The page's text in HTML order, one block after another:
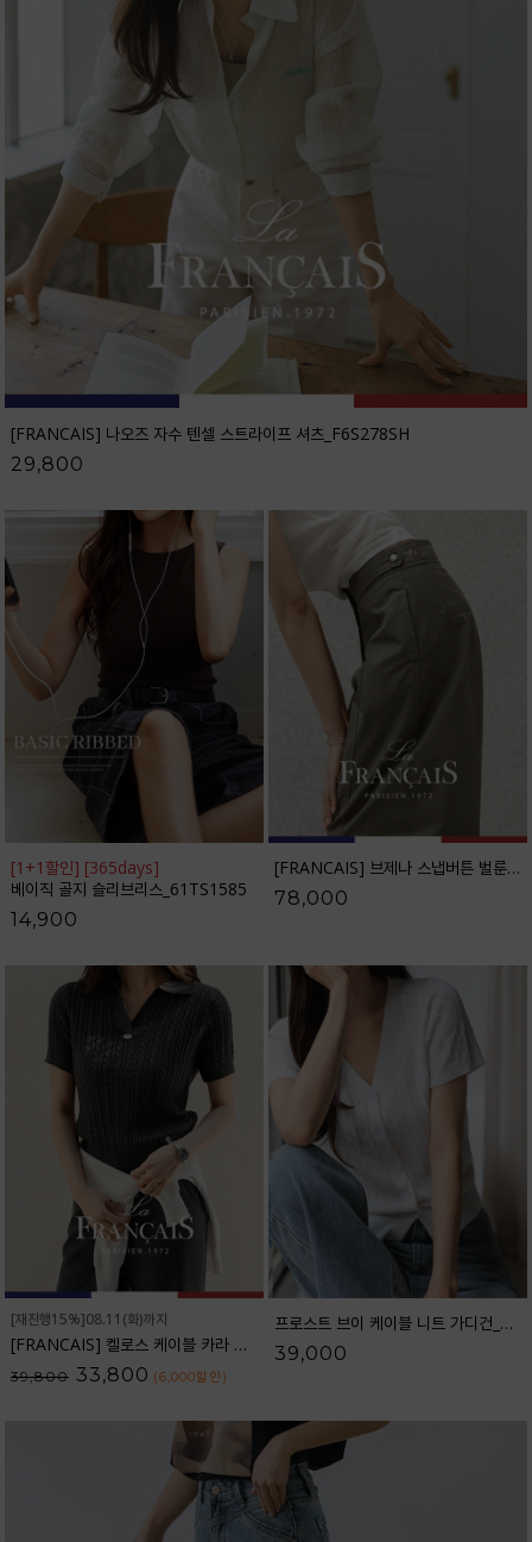
[FRANCAIS] 나오즈 자수 텐셀 스트라이프 셔츠_F6S278SH
29,800
[1+1할인] [365days]
베이직 골지 슬리브리스_61TS1585
14,900
[FRANCAIS] 브제나 스냅버튼 벌룬 와이드 팬츠_F6H516PT
78,000
[재진행15%]08.11(화)까지
[FRANCAIS] 켈로스 케이블 카라 니트_F6S256KN
39,800 33,800 (6,000할인 )
프로스트 브이 케이블 니트 가디건_61CA1478
39,000